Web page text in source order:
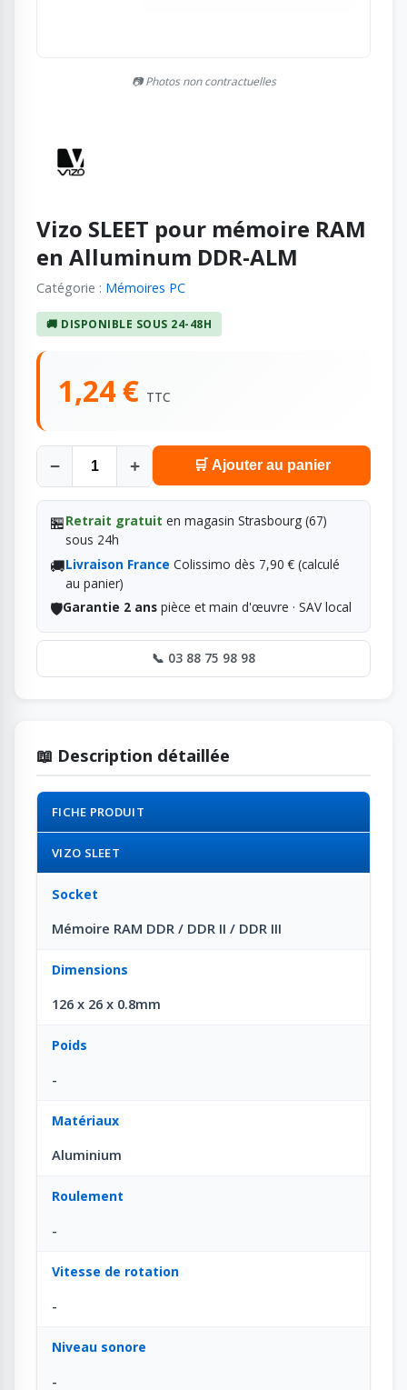
📷 Photos non contractuelles
Vizo SLEET pour mémoire RAM
en Alluminum DDR-ALM
Catégorie : Mémoires PC
🚚 DISPONIBLE SOUS 24-48H
1,24 € TTC
− + 🛒 Ajouter au panier
🏪Retrait gratuit en magasin Strasbourg (67)
sous 24h
🚚Livraison France Colissimo dès 7,90 € (calculé
au panier)
🛡️Garantie 2 anspièce et main d'œuvre · SAV local
📞 03 88 75 98 98
📖 Description détaillée
FICHE PRODUIT
VIZO SLEET
Socket
Mémoire RAM DDR / DDR II / DDR III
Dimensions
126 x 26 x 0.8mm
Poids
-
Matériaux
Aluminium
Roulement
-
Vitesse de rotation
-
Niveau sonore
-